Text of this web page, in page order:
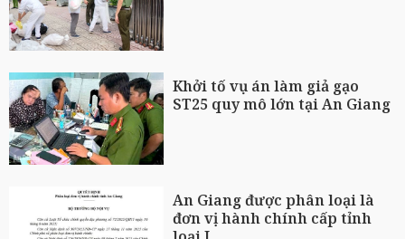
Khởi tố vụ án làm giả gạo
ST25 quy mô lớn tại An Giang
An Giang được phân loại là
đơn vị hành chính cấp tỉnh